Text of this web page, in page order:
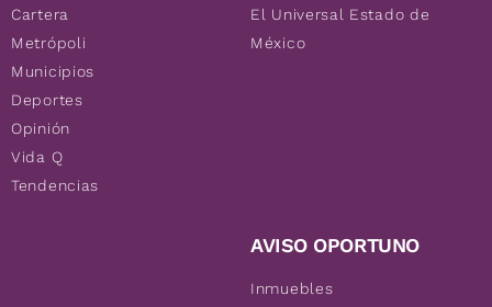
Cartera
Metrópoli
Municipios
Deportes
Opinión
Vida Q
Tendencias
El Universal Estado de
México
AVISO OPORTUNO
Inmuebles